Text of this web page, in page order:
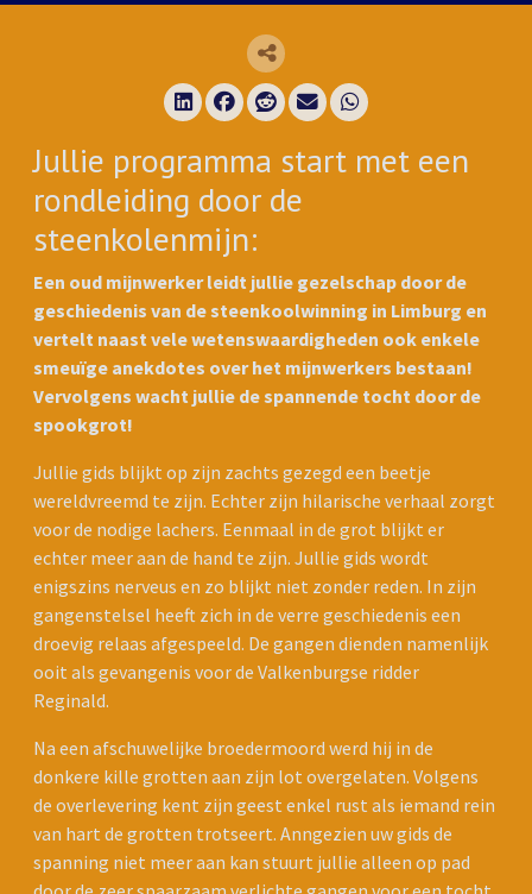
Deel via LinkedIn
Deel via Facebook
Deel via Reddit
Deel via E-mail
Deel via Whatsapp
Jullie programma start met een
rondleiding door de
steenkolenmijn:
Een oud mijnwerker leidt jullie gezelschap door de
geschiedenis van de steenkoolwinning in Limburg en
vertelt naast vele wetenswaardigheden ook enkele
smeuïge anekdotes over het mijnwerkers bestaan!
Vervolgens wacht jullie de spannende tocht door de
spookgrot!
Jullie gids blijkt op zijn zachts gezegd een beetje
wereldvreemd te zijn. Echter zijn hilarische verhaal zorgt
voor de nodige lachers. Eenmaal in de grot blijkt er
echter meer aan de hand te zijn. Jullie gids wordt
enigszins nerveus en zo blijkt niet zonder reden. In zijn
gangenstelsel heeft zich in de verre geschiedenis een
droevig relaas afgespeeld. De gangen dienden namenlijk
ooit als gevangenis voor de Valkenburgse ridder
Reginald.
Na een afschuwelijke broedermoord werd hij in de
donkere kille grotten aan zijn lot overgelaten. Volgens
de overlevering kent zijn geest enkel rust als iemand rein
van hart de grotten trotseert. Anngezien uw gids de
spanning niet meer aan kan stuurt jullie alleen op pad